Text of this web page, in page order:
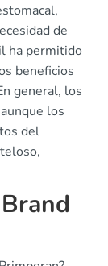
de
ha permitido
beneficios
general, los
los
del